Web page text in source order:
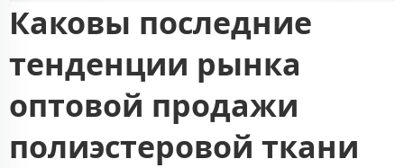
Каковы последние
тенденции рынка
оптовой продажи
полиэстеровой ткани